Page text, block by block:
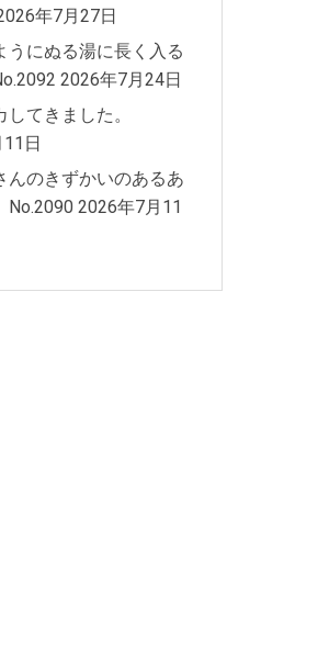
年7月27日
うにぬる湯に長く入る
2026年7月24日
てきました。
日
んのきずかいのあるあ
No.2090 2026年7月11